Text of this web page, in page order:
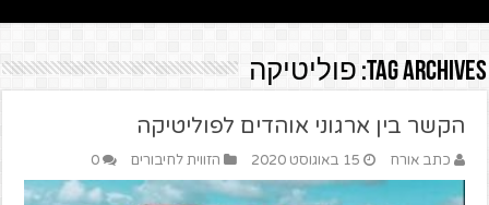
Tag Archives: פוליטיקה
הקשר בין ארגוני אוהדים לפוליטיקה
כתב אורח 15 באוגוסט 2020 הזווית לחיבורים 0